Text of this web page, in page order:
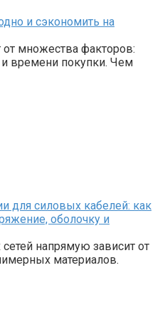
и сэкономить на
от множества факторов:
и времени покупки. Чем
для силовых кабелей: как
оболочку и
напрямую зависит от
материалов.